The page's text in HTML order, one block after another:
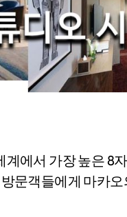
에서 가장 높은 8
문객들에게 마카